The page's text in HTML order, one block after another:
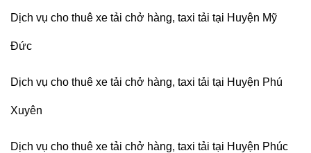
Dịch vụ cho thuê xe tải chở hàng, taxi tải tại Huyện Mỹ
Đức
Dịch vụ cho thuê xe tải chở hàng, taxi tải tại Huyện Phú
Xuyên
Dịch vụ cho thuê xe tải chở hàng, taxi tải tại Huyện Phúc